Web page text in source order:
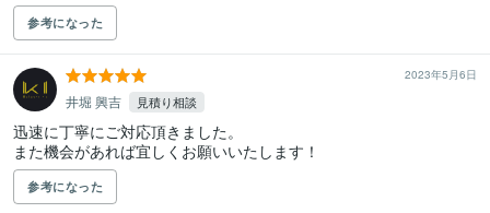
参考になった
2023年5月6日
井堀 興吉 見積り相談
迅速に丁寧にご対応頂きました。
また機会があれば宜しくお願いいたします！
参考になった